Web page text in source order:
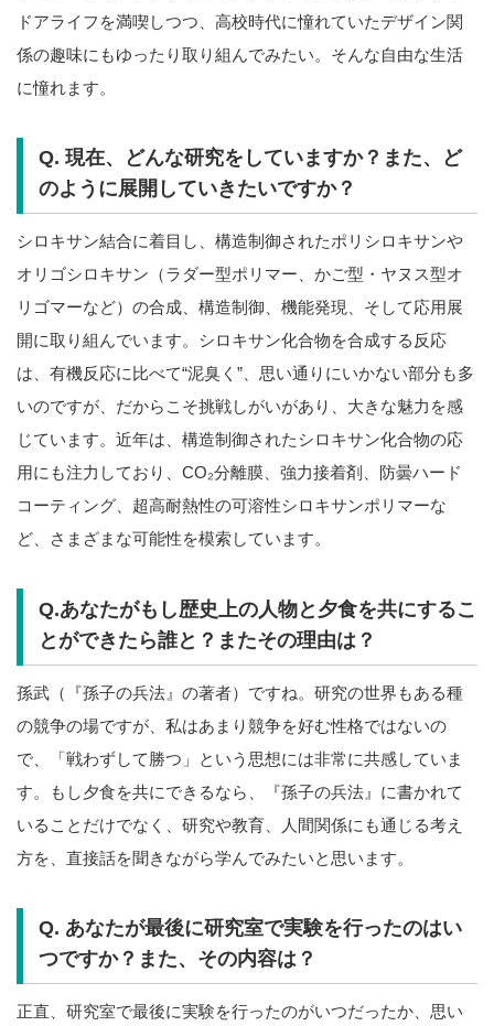
ドアライフを満喫しつつ、高校時代に憧れていたデザイン関
係の趣味にもゆったり取り組んでみたい。そんな自由な生活
に憧れます。
Q. 現在、どんな研究をしていますか？また、ど
のように展開していきたいですか？
シロキサン結合に着目し、構造制御されたポリシロキサンや
オリゴシロキサン（ラダー型ポリマー、かご型・ヤヌス型オ
リゴマーなど）の合成、構造制御、機能発現、そして応用展
開に取り組んでいます。シロキサン化合物を合成する反応
は、有機反応に比べて“泥臭く”、思い通りにいかない部分も多
いのですが、だからこそ挑戦しがいがあり、大きな魅力を感
じています。近年は、構造制御されたシロキサン化合物の応
用にも注力しており、CO₂分離膜、強力接着剤、防曇ハード
コーティング、超高耐熱性の可溶性シロキサンポリマーな
ど、さまざまな可能性を模索しています。
Q.あなたがもし歴史上の人物と夕食を共にするこ
とができたら誰と？またその理由は？
孫武（『孫子の兵法』の著者）ですね。研究の世界もある種
の競争の場ですが、私はあまり競争を好む性格ではないの
で、「戦わずして勝つ」という思想には非常に共感していま
す。もし夕食を共にできるなら、『孫子の兵法』に書かれて
いることだけでなく、研究や教育、人間関係にも通じる考え
方を、直接話を聞きながら学んでみたいと思います。
Q. あなたが最後に研究室で実験を行ったのはい
つですか？また、その内容は？
正直、研究室で最後に実験を行ったのがいつだったか、思い